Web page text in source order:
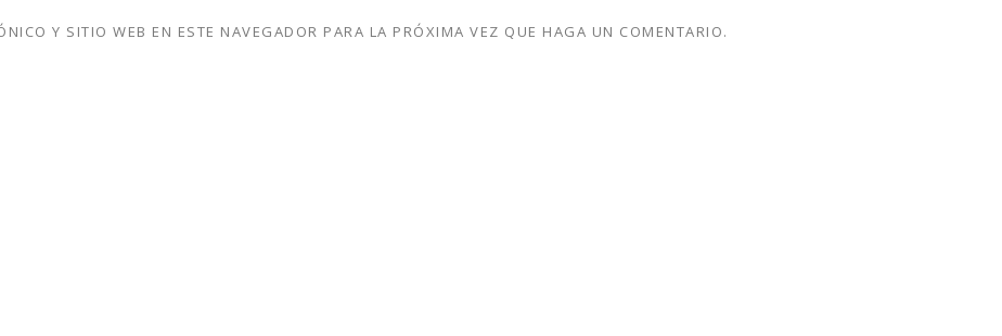
Y SITIO WEB EN ESTE NAVEGADOR PARA LA PRÓXIMA VEZ QUE HAGA UN COMENTARIO.